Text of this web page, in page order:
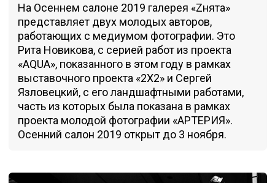
На Осеннем салоне 2019 галерея «Zнята»
представляет двух молодых авторов,
работающих с медиумом фотографии. Это
Рита Новикова, с серией работ из проекта
«AQUA», показанного в этом году в рамках
выставочного проекта «2Х2» и Сергей
Язловецкий, с его ландшафтными работами,
часть из которых была показана в рамках
проекта молодой фотографии «АРТЕРИЯ».
Осенний салон 2019 открыт до 3 ноября.